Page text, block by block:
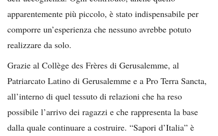
apparentemente più piccolo, è stato indispensabile per
comporre un’esperienza che nessuno avrebbe potuto
realizzare da solo.
Grazie al Collège des Frères di Gerusalemme, al
Patriarcato Latino di Gerusalemme e a Pro Terra Sancta,
all’interno di quel tessuto di relazioni che ha reso
possibile l’arrivo dei ragazzi e che rappresenta la base
dalla quale continuare a costruire. “Sapori d’Italia” è